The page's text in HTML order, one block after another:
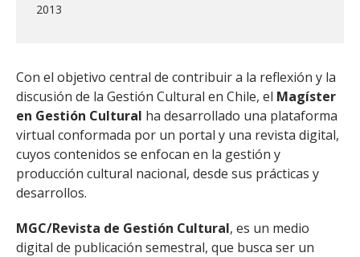
2013
Con el objetivo central de contribuir a la reflexión y la
discusión de la Gestión Cultural en Chile, el Magíster
en Gestión Cultural ha desarrollado una plataforma
virtual conformada por un portal y una revista digital,
cuyos contenidos se enfocan en la gestión y
producción cultural nacional, desde sus prácticas y
desarrollos.
MGC/Revista de Gestión Cultural, es un medio
digital de publicación semestral, que busca ser un